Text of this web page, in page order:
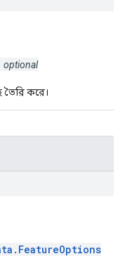
optional
তৈরি করে।